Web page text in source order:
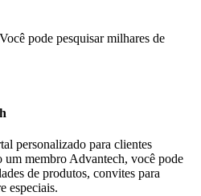
Você pode pesquisar milhares de
personalizado para clientes
um membro Advantech, você pode
de produtos, convites para
especiais.